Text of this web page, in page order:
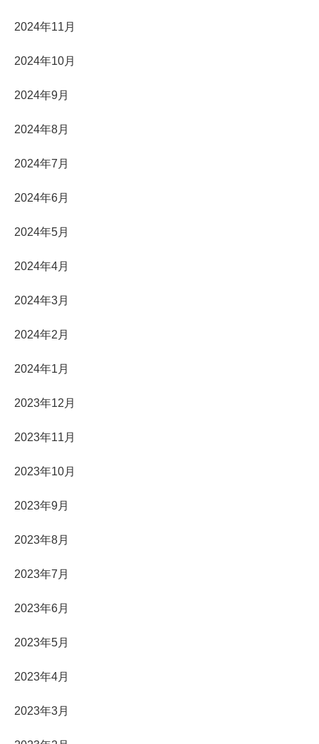
2024年11月
2024年10月
2024年9月
2024年8月
2024年7月
2024年6月
2024年5月
2024年4月
2024年3月
2024年2月
2024年1月
2023年12月
2023年11月
2023年10月
2023年9月
2023年8月
2023年7月
2023年6月
2023年5月
2023年4月
2023年3月